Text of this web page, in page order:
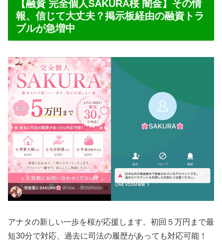
【融資 完全個人SAKURA桜 闇金】その情
報、信じて大丈夫？掲示板経由の融資トラ
ブルが急増中
アナタの新しい一歩を桜が応援します。初回５万円まで最
短30分で対応、過去に司法の履歴があっても対応可能！